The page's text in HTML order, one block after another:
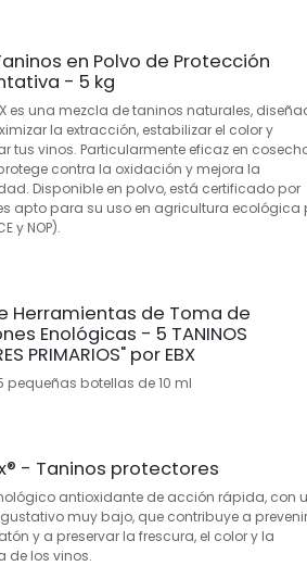
en Polvo de Protección
- 5 kg
es una mezcla de taninos naturales,
la extracción, estabilizar el color y
tus vinos. Particularmente eficaz en
contra la oxidación y mejora la
Disponible en polvo, está certificado por
apto para su uso en agricultura ecológica
y NOP).
Herramientas de Toma de
Enológicas - 5 TANINOS
PRIMARIOS" por EBX
pequeñas botellas de 10 ml
- Taninos protectores
antioxidante de acción rápida, con
muy bajo, que contribuye a
y a preservar la frescura, el color y la
de los vinos.